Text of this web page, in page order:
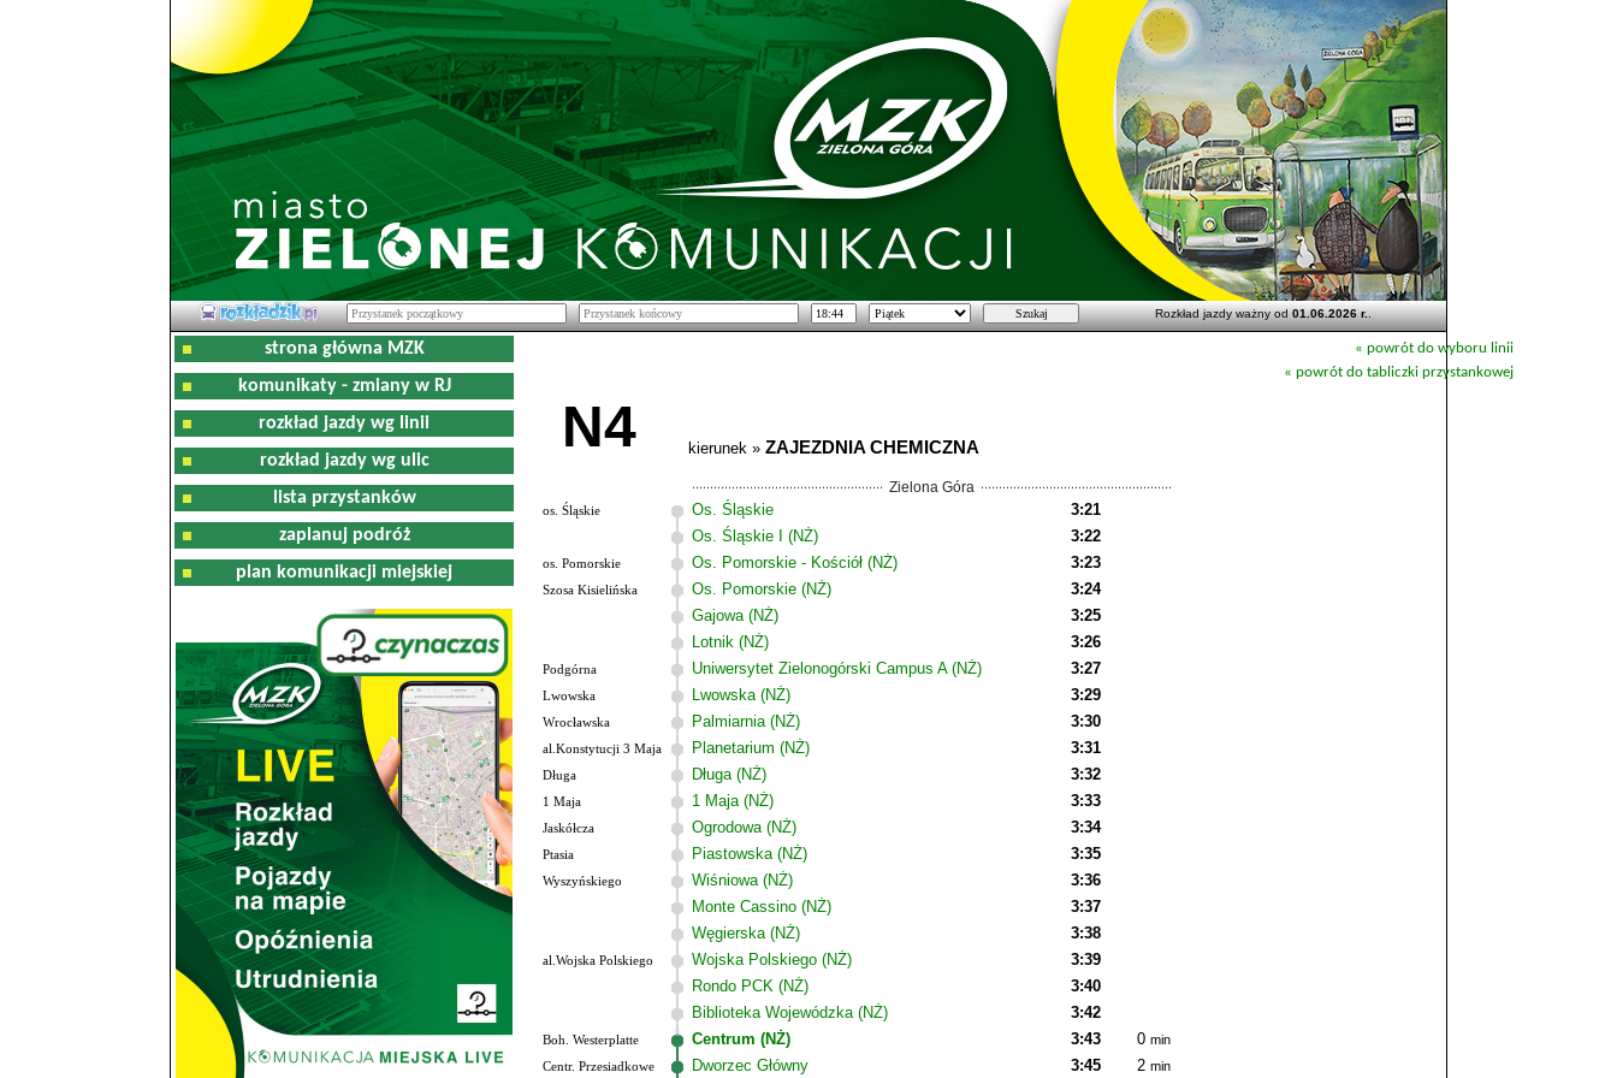
Rozkład jazdy ważny od01.06.2026 r..
strona główna MZK
komunikaty - zmiany w RJ
rozkład jazdy wg linii
rozkład jazdy wg ulic
lista przystanków
zaplanuj podróż
plan komunikacji miejskiej
« powrót do wyboru linii
« powrót do tabliczki przystankowej
N4 kierunek » ZAJEZDNIA CHEMICZNA
Zielona Góra
os. Śląskie Os. Śląskie
3:21
Os. Śląskie I (NŻ)
3:22
os. Pomorskie Os. Pomorskie - Kościół (NŻ) 3:23
Szosa Kisielińska Os. Pomorskie (NŻ)
3:24
Gajowa (NŻ)
3:25
Lotnik (NŻ)
3:26
Podgórna Uniwersytet Zielonogórski Campus A (NŻ) 3:27
Lwowska Lwowska (NŻ) 3:29
Wrocławska Palmiarnia (NŻ) 3:30
al.Konstytucji 3 Maja Planetarium (NŻ) 3:31
Długa Długa (NŻ) 3:32
1 Maja 1 Maja (NŻ) 3:33
Jaskółcza Ogrodowa (NŻ) 3:34
Ptasia Piastowska (NŻ) 3:35
Wyszyńskiego Wiśniowa (NŻ)
3:36
Monte Cassino (NŻ)
3:37
Węgierska (NŻ)
3:38
al.Wojska Polskiego Wojska Polskiego (NŻ)
3:39
Rondo PCK (NŻ)
3:40
Biblioteka Wojewódzka (NŻ)
3:42
Boh. Westerplatte Centrum (NŻ) 3:43 0 min
Centr. Przesiadkowe
Dworzec Główny 3:45 2 min